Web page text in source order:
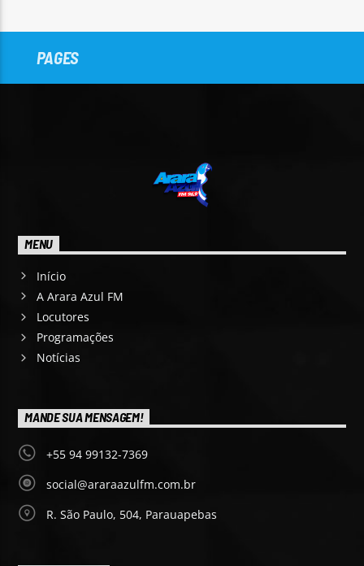
PAGES
MENU
Início
A Arara Azul FM
Locutores
Programações
Notícias
MANDE SUA MENSAGEM!
+55 94 99132-7369
social@araraazulfm.com.br
R. São Paulo, 504, Parauapebas